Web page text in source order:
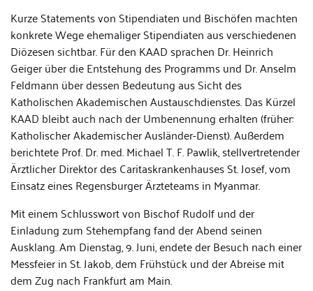
Kurze Statements von Stipendiaten und Bischöfen machten
konkrete Wege ehemaliger Stipendiaten aus verschiedenen
Diözesen sichtbar. Für den KAAD sprachen Dr. Heinrich
Geiger über die Entstehung des Programms und Dr. Anselm
Feldmann über dessen Bedeutung aus Sicht des
Katholischen Akademischen Austauschdienstes. Das Kürzel
KAAD bleibt auch nach der Umbenennung erhalten (früher:
Katholischer Akademischer Ausländer-Dienst). Außerdem
berichtete Prof. Dr. med. Michael T. F. Pawlik, stellvertretender
Ärztlicher Direktor des Caritaskrankenhauses St. Josef, vom
Einsatz eines Regensburger Ärzteteams in Myanmar.
Mit einem Schlusswort von Bischof Rudolf und der
Einladung zum Stehempfang fand der Abend seinen
Ausklang. Am Dienstag, 9. Juni, endete der Besuch nach einer
Messfeier in St. Jakob, dem Frühstück und der Abreise mit
dem Zug nach Frankfurt am Main.